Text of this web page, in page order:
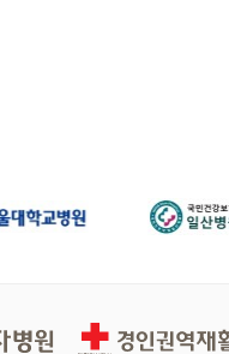
경인권역적십자병원